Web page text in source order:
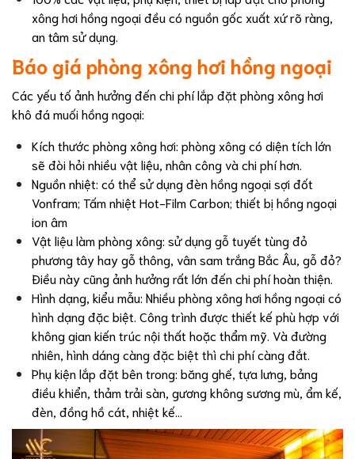
xông hơi hồng ngoại đều có nguồn gốc xuất xứ rõ ràng,
an tâm sử dụng.
Báo giá phòng xông hơi hồng ngoại
Các yếu tố ảnh hưởng đến chi phí lắp đặt phòng xông hơi
khô đá muối hồng ngoại:
Kích thước phòng xông hơi: phòng xông có diện tích lớn
sẽ đòi hỏi nhiều vật liệu, nhân công và chi phí hơn.
Nguồn nhiệt: có thể sử dụng đèn hồng ngoại sợi đốt
Vonfram; Tấm nhiệt Hot-Film Carbon; thiết bị hồng ngoại
ion âm
Vật liệu làm phòng xông: sử dụng gỗ tuyết tùng đỏ
phương tây hay gỗ thông, vân sam trắng Bắc Âu, gỗ đỏ?
Điều này cũng ảnh hưởng rất lớn đến chi phí hoàn thiện.
Hình dạng, kiểu mẫu: Nhiều phòng xông hơi hồng ngoại có
hình dạng đặc biệt. Công trình được thiết kế phù hợp với
không gian kiến trúc nội thất hoặc thẩm mỹ. Và đường
nhiên, hình dáng càng đặc biệt thì chi phí càng đắt.
Phụ kiện lắp đặt bên trong: băng ghế, tựa lưng, bảng
điều khiển, thảm trải sàn, gương không sương mù, ẩm kế,
đèn, đồng hồ cát, nhiệt kế…